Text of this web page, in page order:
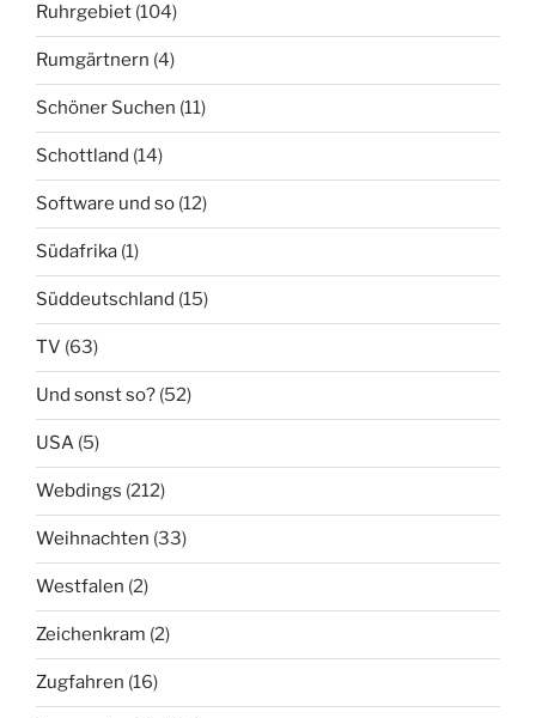
Ruhrgebiet (104)
Rumgärtnern (4)
Schöner Suchen (11)
Schottland (14)
Software und so (12)
Südafrika (1)
Süddeutschland (15)
TV (63)
Und sonst so? (52)
USA (5)
Webdings (212)
Weihnachten (33)
Westfalen (2)
Zeichenkram (2)
Zugfahren (16)